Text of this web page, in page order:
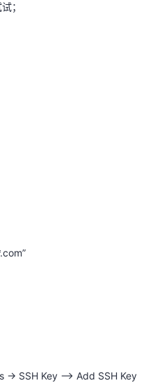
；
-> SSH Key –> Add SSH Key